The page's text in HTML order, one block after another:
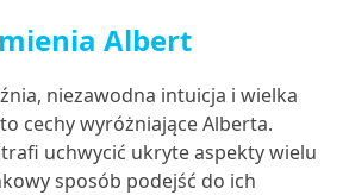
Albert
niezawodna intuicja i wielka
cechy wyróżniające Alberta.
uchwycić ukryte aspekty wielu
sposób podejść do ich